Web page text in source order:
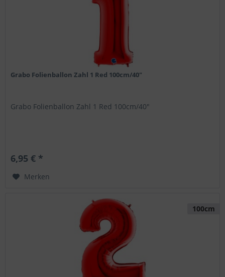
Grabo Folienballon Zahl 1 Red 100cm/40"
Grabo Folienballon Zahl 1 Red 100cm/40"
6,95 € *
Merken
100cm